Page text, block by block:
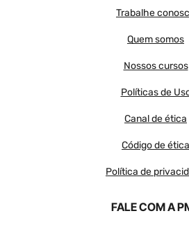
Trabalhe
Quem somos
Nossos cursos
Políticas de
Canal de ética
Código de ética
Política de
FALE COM A